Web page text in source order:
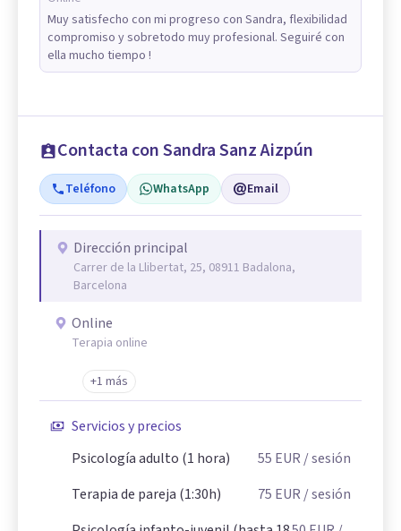
Muy satisfecho con mi progreso con Sandra, flexibilidad
compromiso y sobretodo muy profesional. Seguiré con
ella mucho tiempo !
Contacta con Sandra Sanz Aizpún
Teléfono WhatsApp Email
Dirección principal
Carrer de la Llibertat, 25, 08911 Badalona,
Barcelona
Online
Terapia online
+1 más
Servicios y precios
Psicología adulto (1 hora)
55 EUR / sesión
Terapia de pareja (1:30h)
75 EUR / sesión